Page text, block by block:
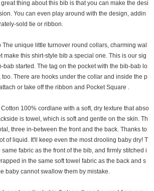
thing about this bib is that you can make the desi
You can even play around with the design, addin
sold tie or ribbon.
unique little turnover round collars, charming wal
make this shirt-style bib a special one. This is our sig
bab started. The tag on the pocket with the bib-bab lo
There are hooks under the collar and inside the p
or take off the ribbon and Pocket Square .
100% cordlane with a soft, dry texture that abso
is towel, which is soft and gentle on the skin. Th
three in-between the front and the back. Thanks to
of liquid. It'll keep even the most drooling baby dry! T
fabric as the front of the bib, and firmly stitched i
in the same soft towel fabric as the back and s
baby cannot swallow them by mistake.